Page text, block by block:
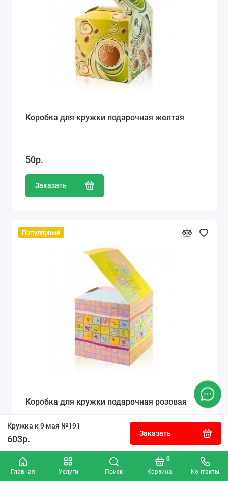
Главная Услуги Поиск Корзина
0
Контакты
Кружка к 9 мая №191
603р.
Заказать
Коробка для кружки подарочная желтая
50р.
Заказать
Популярный
Коробка для кружки подарочная розовая
50р.
Заказать